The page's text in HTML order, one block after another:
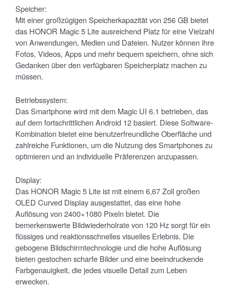
Speicher:
Mit einer großzügigen Speicherkapazität von 256 GB bietet
das HONOR Magic 5 Lite ausreichend Platz für eine Vielzahl
von Anwendungen, Medien und Dateien. Nutzer können ihre
Fotos, Videos, Apps und mehr bequem speichern, ohne sich
Gedanken über den verfügbaren Speicherplatz machen zu
müssen.
Betriebssystem:
Das Smartphone wird mit dem Magic UI 6.1 betrieben, das
auf dem fortschrittlichen Android 12 basiert. Diese Software-
Kombination bietet eine benutzerfreundliche Oberfläche und
zahlreiche Funktionen, um die Nutzung des Smartphones zu
optimieren und an individuelle Präferenzen anzupassen.
Display:
Das HONOR Magic 5 Lite ist mit einem 6,67 Zoll großen
OLED Curved Display ausgestattet, das eine hohe
Auflösung von 2400×1080 Pixeln bietet. Die
bemerkenswerte Bildwiederholrate von 120 Hz sorgt für ein
flüssiges und reaktionsschnelles visuelles Erlebnis. Die
gebogene Bildschirmtechnologie und die hohe Auflösung
bieten gestochen scharfe Bilder und eine beeindruckende
Farbgenauigkeit, die jedes visuelle Detail zum Leben
erwecken.